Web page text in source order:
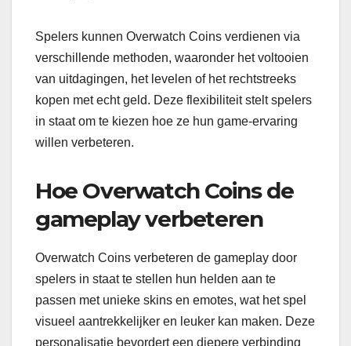
Spelers kunnen Overwatch Coins verdienen via
verschillende methoden, waaronder het voltooien
van uitdagingen, het levelen of het rechtstreeks
kopen met echt geld. Deze flexibiliteit stelt spelers
in staat om te kiezen hoe ze hun game-ervaring
willen verbeteren.
Hoe Overwatch Coins de
gameplay verbeteren
Overwatch Coins verbeteren de gameplay door
spelers in staat te stellen hun helden aan te
passen met unieke skins en emotes, wat het spel
visueel aantrekkelijker en leuker kan maken. Deze
personalisatie bevordert een diepere verbinding